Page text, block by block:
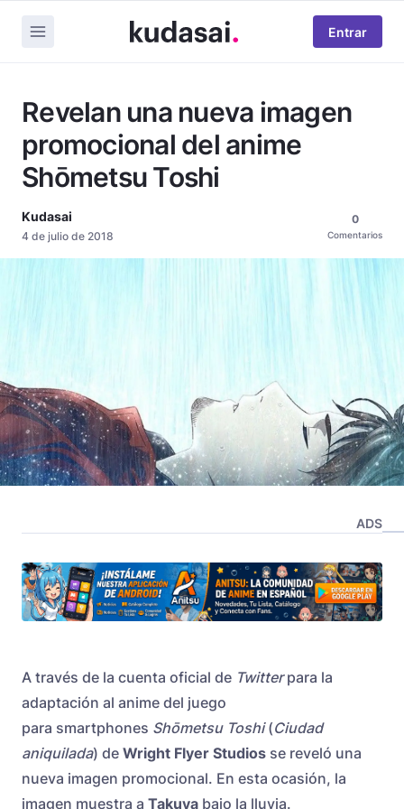
Entrar
Revelan una nueva imagen
promocional del anime
Shōmetsu Toshi
Kudasai
4 de julio de 2018
0
Comentarios
ADS
A través de la cuenta oficial de Twitterpara la
adaptación al anime del juego
para smartphones Shōmetsu Toshi(Ciudad
aniquilada) de Wright Flyer Studios se reveló una
nueva imagen promocional. En esta ocasión, la
imagen muestra a Takuya bajo la lluvia.